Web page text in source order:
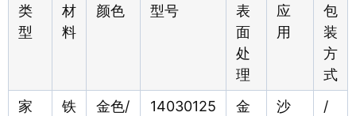
类
型
材
料
颜色 型号
表
面
处
理
应
用
包
装
方
式
家
铁
金色/
14030125
金
沙
/